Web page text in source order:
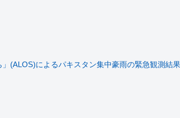
(ALOS)によるパキスタン集中豪雨の緊急観測結果